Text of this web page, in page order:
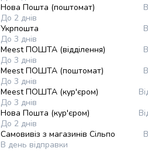
Нова Пошта (поштомат)
До 2 днів
Укрпошта
До 3 днів
Meest ПОШТА (відділення)
До 3 днів
Meest ПОШТА (поштомат)
До 3 днів
Meest ПОШТА (кур'єром)
До 3 днів
Нова Пошта (кур'єром)
До 2 днів
Самовивіз з магазинів Сільпо
В день відправки